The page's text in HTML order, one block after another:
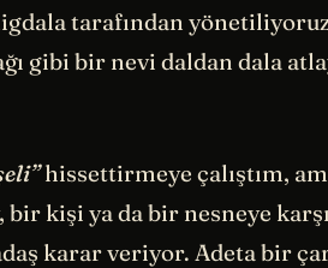
tarafından
gibi bir nevi daldan dala
hissettirmeye çalıştım,
kişi ya da bir nesneye karşı
karar veriyor. Adeta bir